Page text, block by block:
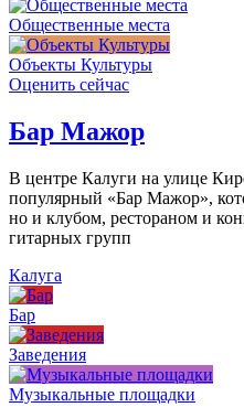
Общественные места
Объекты Культуры
Оценить сейчас
Бар Мажор
В центре Калуги на улице
популярный «Бар Мажор»,
но и клубом, рестораном и
гитарных групп
Калуга
Бар
Заведения
Музыкальные площадки